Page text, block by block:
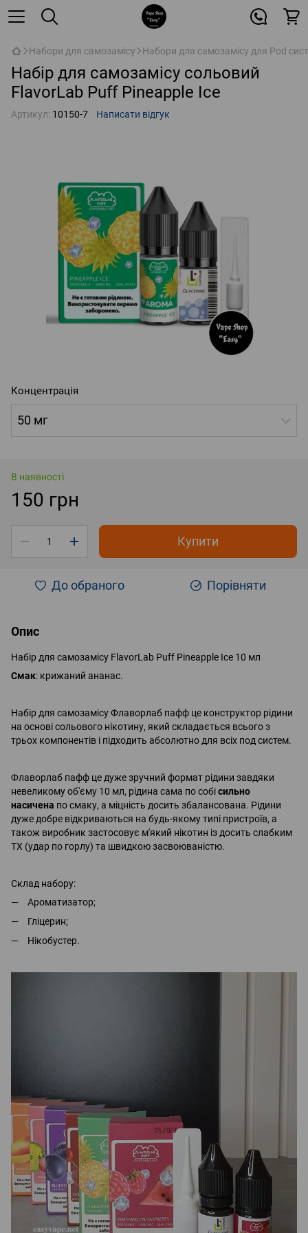
Набори для самозамісу Набори для самозамісу для Pod
Набір для самозамісу сольовий
FlavorLab Puff Pineapple Ice
Артикул: 10150-7 Написати відгук
Концентрація
50 мг
В наявності
150 грн
Купити
До обраного Порівняти
Опис
Набір для самозамісу FlavorLab Puff Pineapple Ice 10 мл
Смак: крижаний ананас.
Набір для самозамісу Флаворлаб пафф це конструктор рідини
на основі сольового нікотину, який складається всього з
трьох компонентів і підходить абсолютно для всіх под систем.
Флаворлаб пафф це дуже зручний формат рідини завдяки
невеликому об'єму 10 мл, рідина сама по собісильно
насичена по смаку, а міцність досить збалансована. Рідини
дуже добре відкриваються на будь-якому типі пристроїв, а
також виробник застосовує м'який нікотин із досить слабким
ТХ (удар по горлу) та швидкою засвоюваністю.
Склад набору:
Ароматизатор;
Гліцерин;
Нікобустер.